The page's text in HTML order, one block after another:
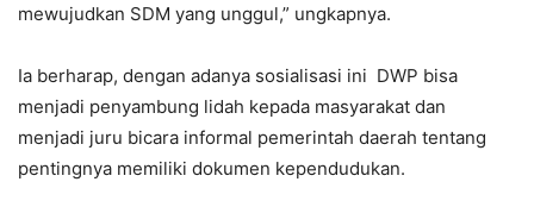
mewujudkan SDM yang unggul,” ungkapnya.
Ia berharap, dengan adanya sosialisasi ini DWP bisa
menjadi penyambung lidah kepada masyarakat dan
menjadi juru bicara informal pemerintah daerah tentang
pentingnya memiliki dokumen kependudukan.